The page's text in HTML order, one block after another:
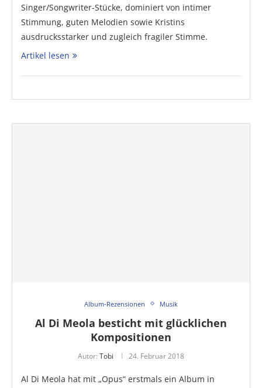
Singer/Songwriter-Stücke, dominiert von intimer
Stimmung, guten Melodien sowie Kristins
ausdrucksstarker und zugleich fragiler Stimme.
Artikel lesen
Album-Rezensionen Musik
Al Di Meola besticht mit glücklichen
Kompositionen
Autor: Tobi 24. Februar 2018
Al Di Meola hat mit „Opus“ erstmals ein Album in